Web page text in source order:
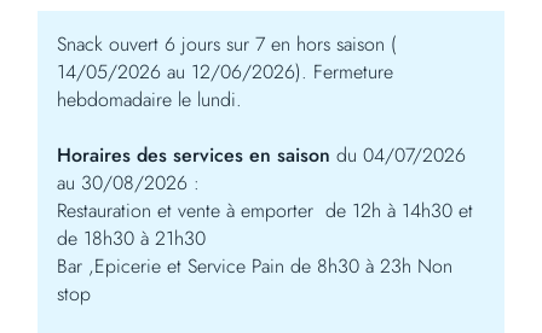
Snack ouvert 6 jours sur 7 en hors saison (
14/05/2026 au 12/06/2026). Fermeture
hebdomadaire le lundi.
Horaires des services en saison du 04/07/2026
au 30/08/2026 :
Restauration et vente à emporter de 12h à 14h30 et
de 18h30 à 21h30
Bar ,Epicerie et Service Pain de 8h30 à 23h Non
stop